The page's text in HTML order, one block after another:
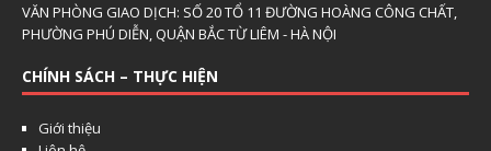
VĂN PHÒNG GIAO DỊCH: SỐ 20 TỔ 11 ĐƯỜNG HOÀNG CÔNG CHẤT,
PHƯỜNG PHÚ DIỄN, QUẬN BẮC TỪ LIÊM - HÀ NỘI
CHÍNH SÁCH – THỰC HIỆN
Giới thiệu